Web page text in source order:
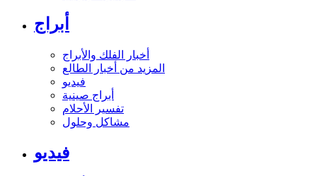
أبراج
أخبار الفلك والأبراج
المزيد من أخبار الطالع
فيديو
أبراج صينية
تفسير الأحلام
مشاكل وحلول
فيديو